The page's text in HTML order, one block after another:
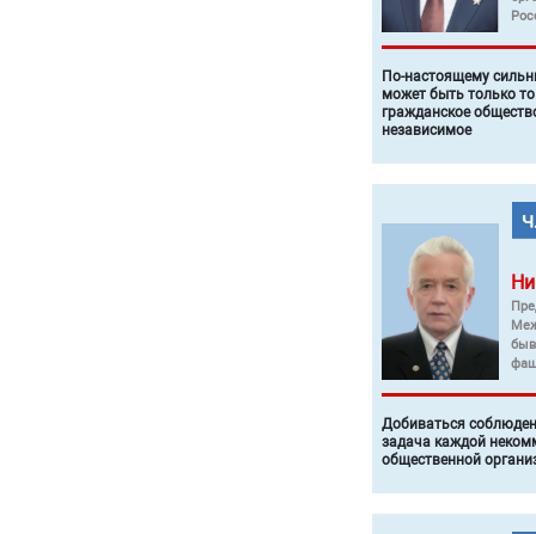
По-настоящему
может быть только
гражданское
независимое
Добиваться
задача каждой
общественной